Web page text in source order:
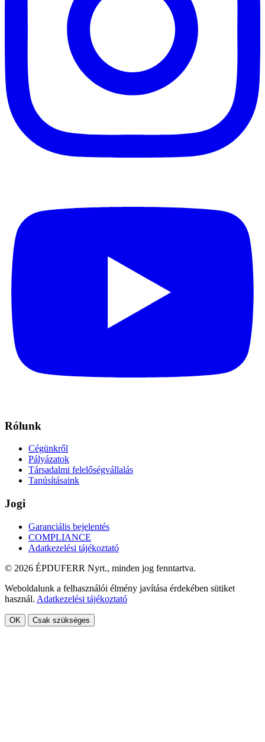
Rólunk
Cégünkről
Pályázatok
Társadalmi felelőségvállalás
Tanúsításaink
Jogi
Garanciális bejelentés
COMPLIANCE
Adatkezelési tájékoztató
© 2026 ÉPDUFERR Nyrt., minden jog fenntartva.
Weboldalunk a felhasználói élmény javítása érdekében sütiket
használ. Adatkezelési tájékoztató
OK Csak szükséges